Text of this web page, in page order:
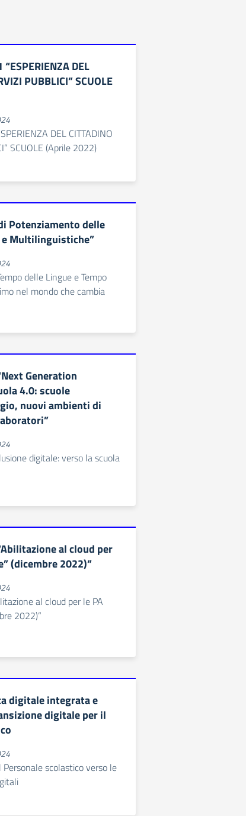
DEL
PUBBLICI” SCUOLE
DEL CITTADINO
SCUOLE (Aprile 2022)
Potenziamento delle
e Multilinguistiche”
delle Lingue e Tempo
nel mondo che cambia
Generation
4.0: scuole
nuovi ambienti di
digitale: verso la scuola
al cloud per
(dicembre 2022)”
al cloud per le PA
2022)”
digitale integrata e
digitale per il
Personale scolastico verso le